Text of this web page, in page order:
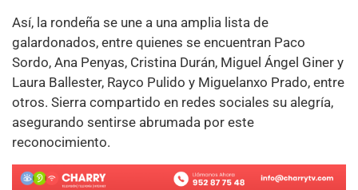
Así, la rondeña se une a una amplia lista de
galardonados, entre quienes se encuentran Paco
Sordo, Ana Penyas, Cristina Durán, Miguel Ángel Giner y
Laura Ballester, Rayco Pulido y Miguelanxo Prado, entre
otros. Sierra compartido en redes sociales su alegría,
asegurando sentirse abrumada por este
reconocimiento.